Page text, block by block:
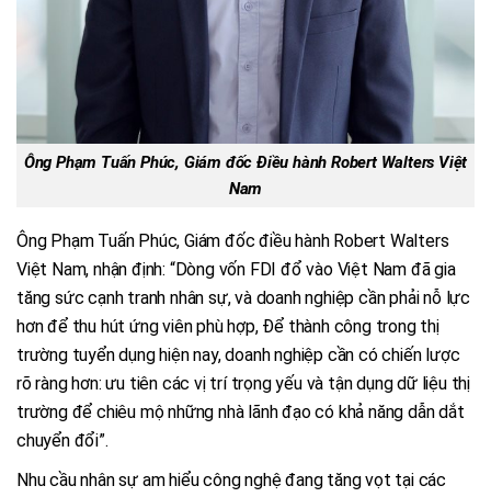
Ông Phạm Tuấn Phúc, Giám đốc Điều hành Robert Walters Việt
Nam
Ông Phạm Tuấn Phúc, Giám đốc điều hành Robert Walters
Việt Nam, nhận định: “Dòng vốn FDI đổ vào Việt Nam đã gia
tăng sức cạnh tranh nhân sự, và doanh nghiệp cần phải nỗ lực
hơn để thu hút ứng viên phù hợp, Để thành công trong thị
trường tuyển dụng hiện nay, doanh nghiệp cần có chiến lược
rõ ràng hơn: ưu tiên các vị trí trọng yếu và tận dụng dữ liệu thị
trường để chiêu mộ những nhà lãnh đạo có khả năng dẫn dắt
chuyển đổi”.
Nhu cầu nhân sự am hiểu công nghệ đang tăng vọt tại các